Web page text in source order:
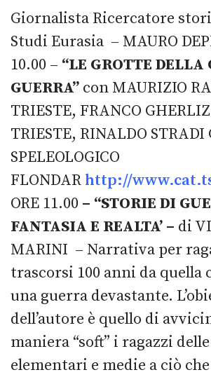
Giornalista Ricercatore
Studi Eurasia – MAURO
10.00 – “LE GROTTE DELLA
GUERRA” con MAURIZIO
TRIESTE, FRANCO
TRIESTE, RINALDO STRADI
SPELEOLOGICO
FLONDAR http://
ORE 11.00 – “STORIE DI
FANTASIA E REALTA’ – di
MARINI – Narrativa per
trascorsi 100 anni da quella
una guerra devastante.
dell’autore è quello di
maniera “soft” i ragazzi
elementari e medie a ciò